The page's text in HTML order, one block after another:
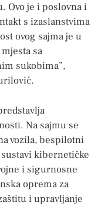
Ovo je i poslovna i
s izaslanstvima
ovog sajma je u
sa
sukobima”,
Na sajmu se
vozila, bespilotni
kibernetičke
i sigurnosne
oprema za
i upravljanje